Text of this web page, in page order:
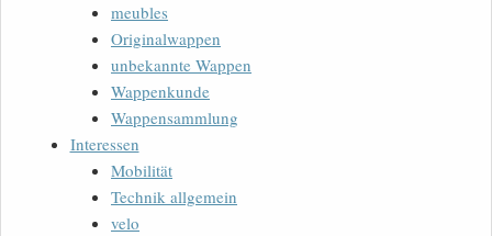
meubles
Originalwappen
unbekannte Wappen
Wappenkunde
Wappensammlung
Interessen
Mobilität
Technik allgemein
velo